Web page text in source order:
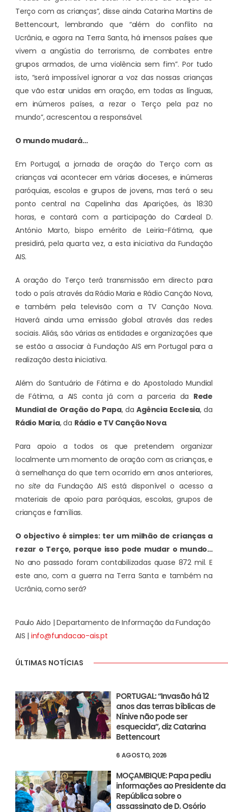
Terço com as crianças”, disse ainda Catarina Martins de
Bettencourt, lembrando que “além do conflito na
Ucrânia, e agora na Terra Santa, há imensos países que
vivem a angústia do terrorismo, de combates entre
grupos armados, de uma violência sem fim”. Por tudo
isto, “será impossível ignorar a voz das nossas crianças
que vão estar unidas em oração, em todas as línguas,
em inúmeros países, a rezar o Terço pela paz no
mundo”, acrescentou a responsável.
O mundo mudará…
Em Portugal, a jornada de oração do Terço com as
crianças vai acontecer em várias dioceses, e inúmeras
paróquias, escolas e grupos de jovens, mas terá o seu
ponto central na Capelinha das Aparições, às 18:30
horas, e contará com a participação do Cardeal D.
António Marto, bispo emérito de Leiria-Fátima, que
presidirá, pela quarta vez, a esta iniciativa da Fundação
AIS.
A oração do Terço terá transmissão em directo para
todo o país através da Rádio Maria e Rádio Canção Nova,
e também pela televisão com a TV Canção Nova.
Haverá ainda uma emissão global através das redes
sociais. Aliás, são várias as entidades e organizações que
se estão a associar à Fundação AIS em Portugal para a
realização desta iniciativa.
Além do Santuário de Fátima e do Apostolado Mundial
de Fátima, a AIS conta já com a parceria da Rede
Mundial de Oração do Papa, daAgência Ecclesia, da
Rádio Maria, da Rádio e TV Canção Nova.
Para apoio a todos os que pretendem organizar
localmente um momento de oração com as crianças, e
à semelhança do que tem ocorrido em anos anteriores,
nositeda Fundação AIS está disponível o acesso a
materiais de apoio para paróquias, escolas, grupos de
crianças e famílias.
O objectivo é simples: ter um milhão de crianças a
rezar o Terço, porque isso pode mudar o mundo…
No ano passado foram contabilizadas quase 872 mil. E
este ano, com a guerra na Terra Santa e também na
Ucrânia, como será?
Paulo Aido | Departamento de Informação da Fundação
AIS | info@fundacao-ais.pt
ÚLTIMAS NOTÍCIAS
PORTUGAL: “Invasão há 12
anos das terras bíblicas de
Nínive não pode ser
esquecida”, diz Catarina
Bettencourt
6 AGOSTO, 2026
MOÇAMBIQUE: Papa pediu
informações ao Presidente da
República sobre o
assassinato de D. Osório